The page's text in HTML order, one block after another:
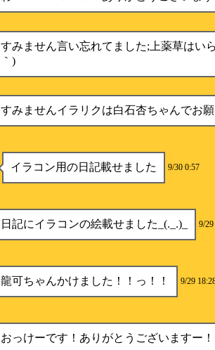
すみません言い忘れてました;上薬草はい
｀)
すみませんイラリクは白石杏ちゃんでお
イラコン用の日記載せました 9/30 0:57
日記にイラコンの絵載せました_(._.)_ 9/
龍可ちゃんかけました！！っ！！ 9/29
おっけーです！ありがとうございますー！